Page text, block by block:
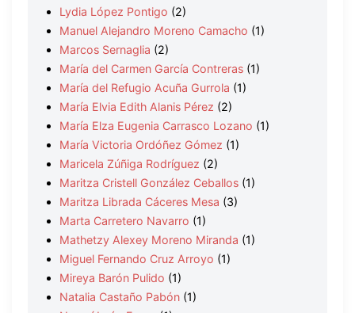
Lydia López Pontigo (2)
Manuel Alejandro Moreno Camacho (1)
Marcos Sernaglia (2)
María del Carmen García Contreras (1)
María del Refugio Acuña Gurrola (1)
María Elvia Edith Alanis Pérez (2)
María Elza Eugenia Carrasco Lozano (1)
María Victoria Ordóñez Gómez (1)
Maricela Zúñiga Rodríguez (2)
Maritza Cristell González Ceballos (1)
Maritza Librada Cáceres Mesa (3)
Marta Carretero Navarro (1)
Mathetzy Alexey Moreno Miranda (1)
Miguel Fernando Cruz Arroyo (1)
Mireya Barón Pulido (1)
Natalia Castaño Pabón (1)